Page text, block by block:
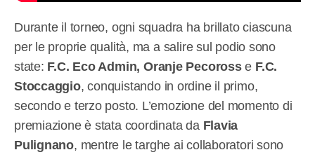
Durante il torneo, ogni squadra ha brillato ciascuna
per le proprie qualità, ma a salire sul podio sono
state: F.C. Eco Admin, Oranje Pecorosse F.C.
Stoccaggio, conquistando in ordine il primo,
secondo e terzo posto. L’emozione del momento di
premiazione è stata coordinata da Flavia
Pulignano, mentre le targhe ai collaboratori sono